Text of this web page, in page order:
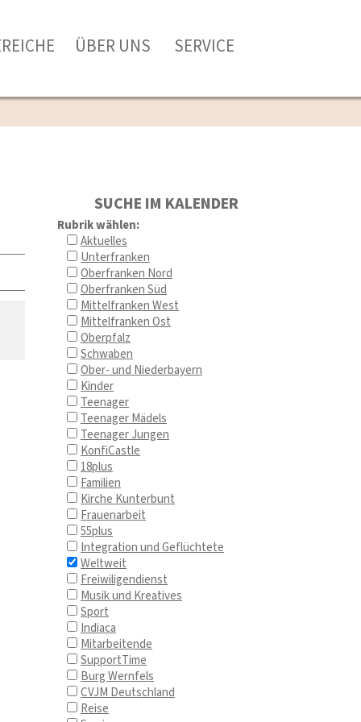
ÜBER UNS SERVICE
SUCHE IM KALENDER
Rubrik wählen:
Aktuelles
Unterfranken
Oberfranken Nord
Oberfranken Süd
Mittelfranken West
Mittelfranken Ost
Oberpfalz
Schwaben
Ober- und Niederbayern
Kinder
Teenager
Teenager Mädels
Teenager Jungen
KonfiCastle
18plus
Familien
Kirche Kunterbunt
Frauenarbeit
55plus
Integration und Geflüchtete
Weltweit
Freiwiligendienst
Musik und Kreatives
Sport
Indiaca
Mitarbeitende
SupportTime
Burg Wernfels
CVJM Deutschland
Reise